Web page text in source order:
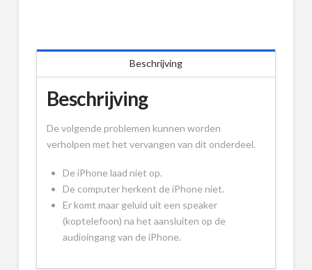
Beschrijving
Beschrijving
De volgende problemen kunnen worden
verholpen met het vervangen van dit onderdeel.
De iPhone laad niet op.
De computer herkent de iPhone niet.
Er komt maar geluid uit een speaker
(koptelefoon) na het aansluiten op de
audioingang van de iPhone.